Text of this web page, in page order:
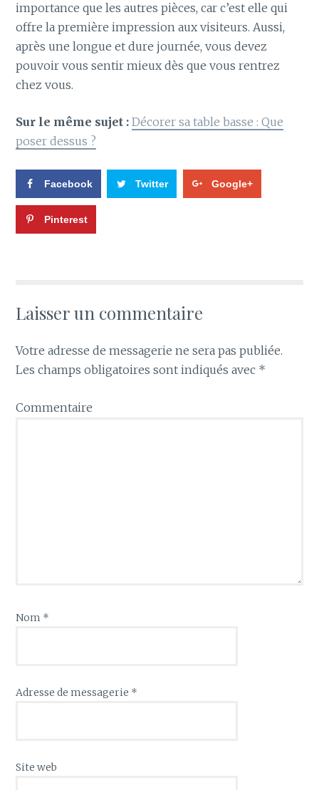
importance que les autres pièces, car c’est elle qui
offre la première impression aux visiteurs. Aussi,
après une longue et dure journée, vous devez
pouvoir vous sentir mieux dès que vous rentrez
chez vous.
Sur le même sujet : Décorer sa table basse : Que
poser dessus ?
Facebook Twitter Google+
Pinterest
Laisser un commentaire
Votre adresse de messagerie ne sera pas publiée.
Les champs obligatoires sont indiqués avec *
Commentaire
Nom *
Adresse de messagerie *
Site web